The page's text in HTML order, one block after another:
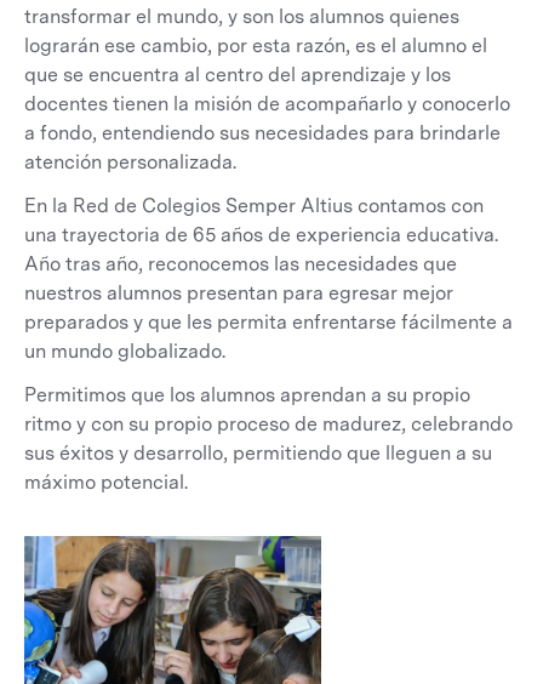
transformar el mundo, y son los alumnos quienes
lograrán ese cambio, por esta razón, es el alumno el
que se encuentra al centro del aprendizaje y los
docentes tienen la misión de acompañarlo y conocerlo
a fondo, entendiendo sus necesidades para brindarle
atención personalizada.
En la Red de Colegios Semper Altius contamos con
una trayectoria de 65 años de experiencia educativa.
Año tras año, reconocemos las necesidades que
nuestros alumnos presentan para egresar mejor
preparados y que les permita enfrentarse fácilmente a
un mundo globalizado.
Permitimos que los alumnos aprendan a su propio
ritmo y con su propio proceso de madurez, celebrando
sus éxitos y desarrollo, permitiendo que lleguen a su
máximo potencial.